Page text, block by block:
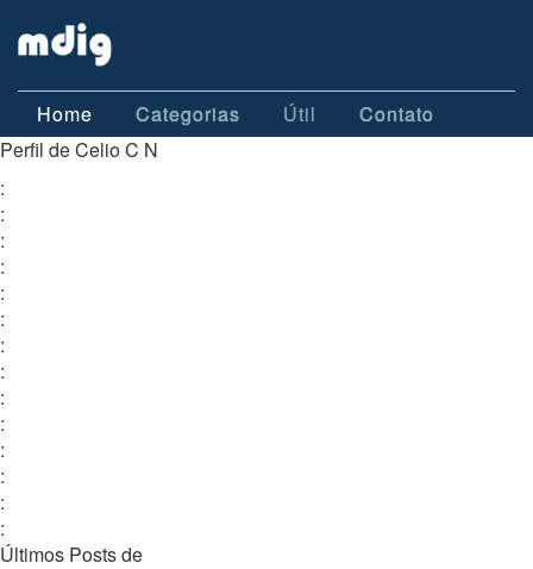
Home Categorias Útil
Contato
Perfil de Celio C N
:
:
:
:
:
:
:
:
:
:
:
:
:
:
Últimos Posts de